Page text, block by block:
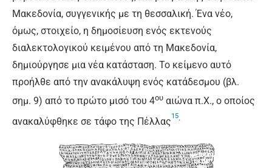
Μακεδονία, συγγενικής με τη θεσσαλική. Ένα νέο,
όμως, στοιχείο, η δημοσίευση ενός εκτενούς
διαλεκτολογικού κειμένου από τη Μακεδονία,
δημιούργησε μια νέα κατάσταση. Το κείμενο αυτό
προήλθε από την ανακάλυψη ενός κατάδεσμου (βλ.
σημ. 9) από το πρώτο μισό του 4ου αιώνα π.Χ., ο οποίος
ανακαλύφθηκε σε τάφο της Πέλλας
15.